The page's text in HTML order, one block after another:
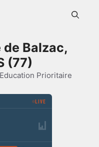
de Balzac,
(77)
Prioritaire